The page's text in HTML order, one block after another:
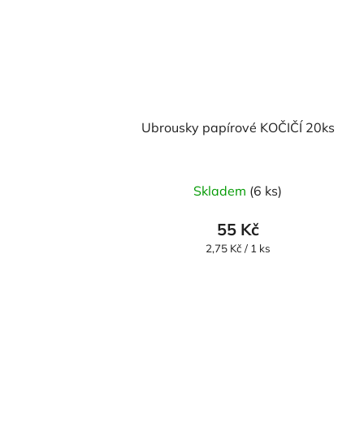
Ubrousky papírové KOČIČÍ 20ks
hodnocení
produktu
je
Skladem (6 ks)
55 Kč
Měrná
2,75 Kč / 1 ks